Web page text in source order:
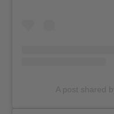
A post shared